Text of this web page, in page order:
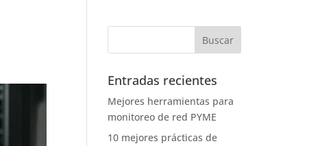
Entradas recientes
Mejores herramientas para
monitoreo de red PYME
10 mejores prácticas de